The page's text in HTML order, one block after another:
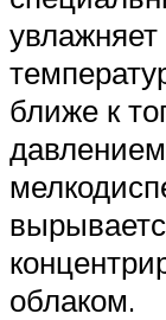
ближе к
облаком.